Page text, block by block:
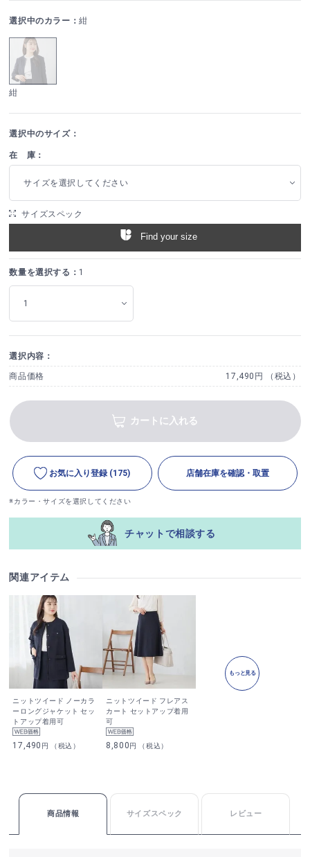
選択中のカラー：紺
紺
選択中のサイズ：
在 庫：
サイズを選択してください
サイズスペック
Find your size
数量を選択する： 1
選択内容：
商品価格 17,490円 （税込）
カートに入れる
お気に入り登録 (175) 店舗在庫を確認・取置
※カラー・サイズを選択してください
チャットで相談する
関連アイテム
ニットツイード ノーカラ
ーロングジャケット セッ
トアップ着用可
17,490 円 （税込）
ニットツイード フレアス
カート セットアップ着用
可
8,800円 （税込）
もっと見る
商品情報 サイズスペック レビュー